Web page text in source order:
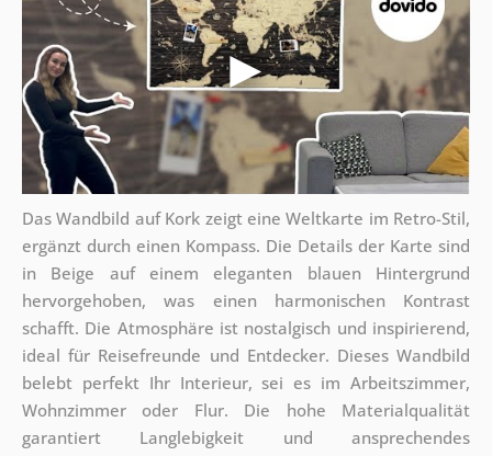
Das Wandbild auf Kork zeigt eine Weltkarte im Retro-Stil,
ergänzt durch einen Kompass. Die Details der Karte sind
in Beige auf einem eleganten blauen Hintergrund
hervorgehoben, was einen harmonischen Kontrast
schafft. Die Atmosphäre ist nostalgisch und inspirierend,
ideal für Reisefreunde und Entdecker. Dieses Wandbild
belebt perfekt Ihr Interieur, sei es im Arbeitszimmer,
Wohnzimmer oder Flur. Die hohe Materialqualität
garantiert Langlebigkeit und ansprechendes